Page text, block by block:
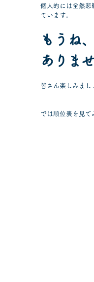
個人的には全然悲
ています。
もうね
ありま
皆さん楽しみまし
では順位表を見て